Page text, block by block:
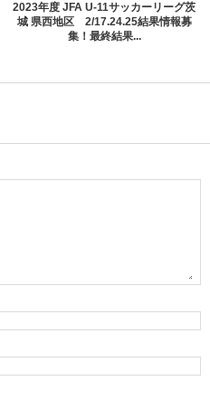
2023年度 JFA U-11サッカーリーグ茨
城 県西地区 2/17.24.25結果情報募
集！最終結果...